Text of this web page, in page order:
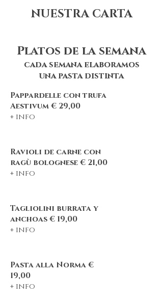
NUESTRA CARTA
Platos de la semana
cada semana elaboramos
una pasta distinta
Pappardelle con trufa
Aestivum € 29,00
+ info
Ravioli de carne con
ragù bolognese € 21,00
+ info
Tagliolini burrata y
anchoas € 19,00
+ info
Pasta alla Norma €
19,00
+ info